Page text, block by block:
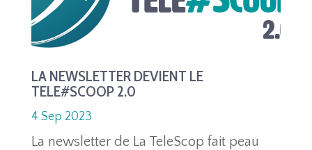
LA NEWSLETTER DEVIENT LE
TELE#SCOOP 2.0
4 Sep 2023
La newsletter de La TeleScop fait peau